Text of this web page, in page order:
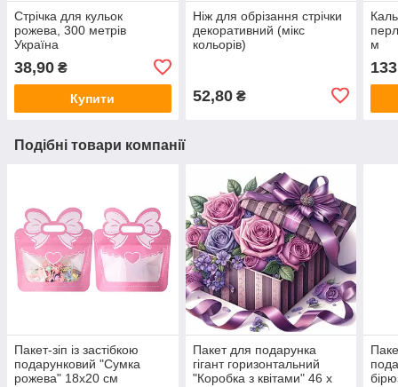
Стрічка для кульок
рожева, 300 метрів
Україна
38,90 ₴
Купити
Ніж для обрізання стрічки
декоративний (мікс
кольорів)
52,80₴
м
Подібні товари компанії
Пакет-зіп із застібкою
подарунковий "Сумка
рожева" 18х20 см
Пакет для подарунка
гігант горизонтальний
"Коробка з квітами" 46 х